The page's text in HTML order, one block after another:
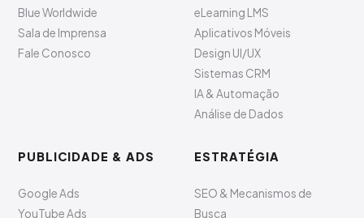
Blue Worldwide
Sala de Imprensa
Fale Conosco
eLearning LMS
Aplicativos Móveis
Design UI/UX
Sistemas CRM
IA & Automação
Análise de Dados
PUBLICIDADE & ADS
Google Ads
YouTube Ads
ESTRATÉGIA
SEO & Mecanismos de
Busca